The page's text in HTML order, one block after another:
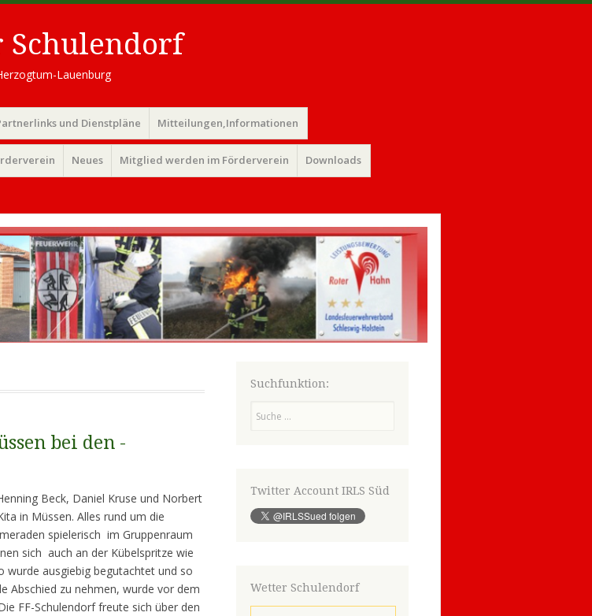
Lauenburg
und Dienstpläne Mitteilungen,Informationen
Neues Mitglied werden im Förderverein Downloads
bei den -
Beck, Daniel Kruse und Norbert
in Müssen. Alles rund um die
spielerisch im Gruppenraum
sich auch an der Kübelspritze wie
wurde ausgiebig begutachtet und so
Abschied zu nehmen, wurde vor dem
FF-Schulendorf freute sich über den
Suchfunktion:
Twitter Account IRLS Süd
Wetter Schulendorf